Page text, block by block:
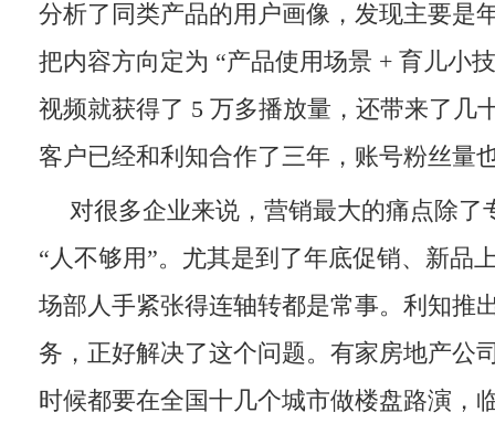
分析了同类产品的用户画像，发现主要是
把内容方向定为 “产品使用场景 + 育儿小
视频就获得了 5 万多播放量，还带来了几
客户已经和利知合作了三年，账号粉丝量
对很多企业来说，营销最大的痛点除了
“人不够用”。尤其是到了年底促销、新品
场部人手紧张得连轴转都是常事。利知推
务，正好解决了这个问题。有家房地产公
时候都要在全国十几个城市做楼盘路演，